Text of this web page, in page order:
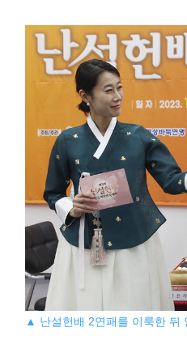
▲ 난설헌배 2연패를 이룩한 뒤